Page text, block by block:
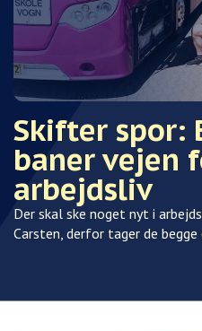
Skifter spor:
baner vejen
arbejdsliv
Der skal ske noget nyt i
Carsten, derfor tager de